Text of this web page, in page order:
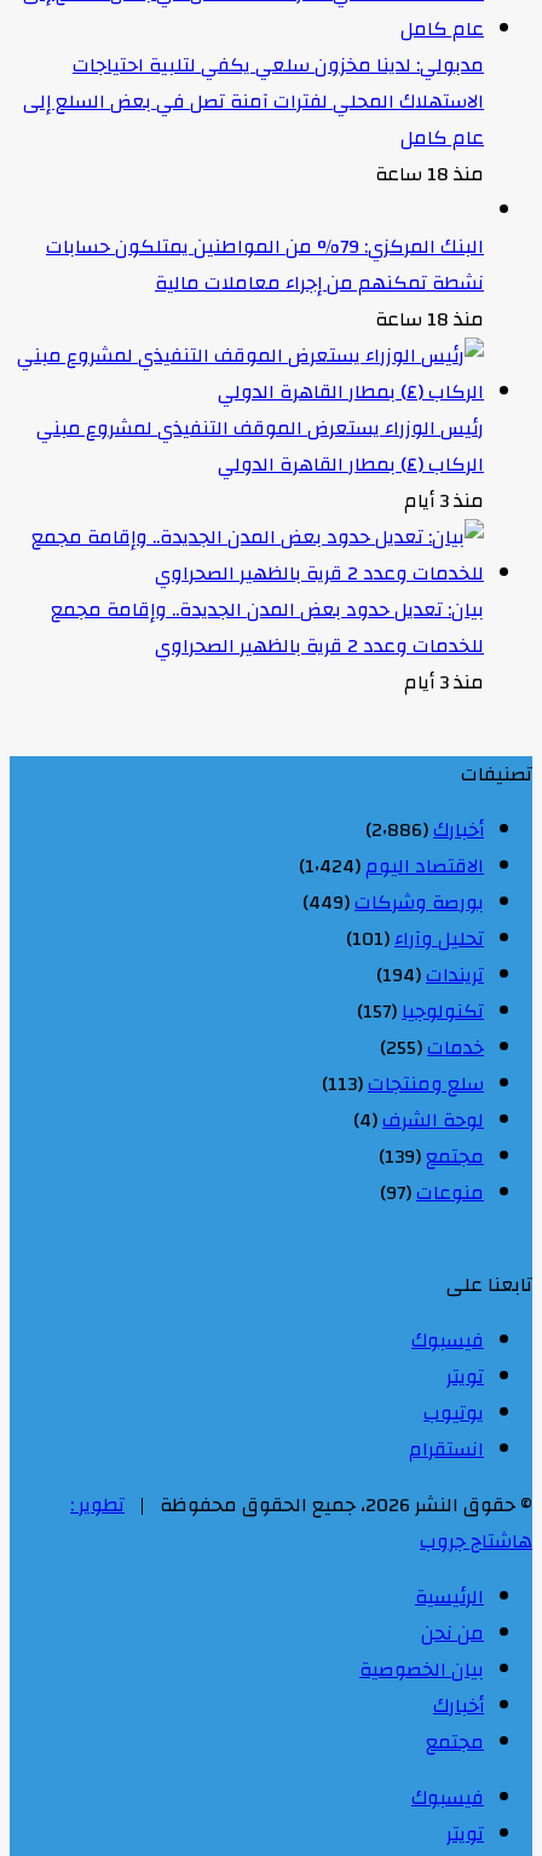
مدبولي: لدينا مخزون سلعي يكفي لتلبية احتياجات
الاستهلاك المحلي لفترات آمنة تصل في بعض السلع إلى
عام كامل
منذ 18 ساعة
البنك المركزي: 79% من المواطنين يمتلكون حسابات
نشطة تمكنهم من إجراء معاملات مالية
منذ 18 ساعة
رئيس الوزراء يستعرض الموقف التنفيذي لمشروع مبني
الركاب (٤) بمطار القاهرة الدولي
منذ 3 أيام
بيان: تعديل حدود بعض المدن الجديدة.. وإقامة مجمع
للخدمات وعدد 2 قرية بالظهير الصحراوي
منذ 3 أيام
تصنيفات
أخبارك(2٬886)
الاقتصاد اليوم(1٬424)
بورصة وشركات(449)
تحليل وآراء(101)
تريندات(194)
تكنولوجيا(157)
خدمات(255)
سلع ومنتجات(113)
لوحة الشرف(4)
مجتمع(139)
منوعات(97)
تابعنا على
فيسبوك
تويتر
يوتيوب
انستقرام
© حقوق النشر 2026، جميع الحقوق محفوظة |
تطوير :
هاشتاج جروب
الرئيسية
من نحن
بيان الخصوصية
أخبارك
مجتمع
فيسبوك
تويتر